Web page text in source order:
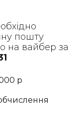
пошту
на вайбер за
р